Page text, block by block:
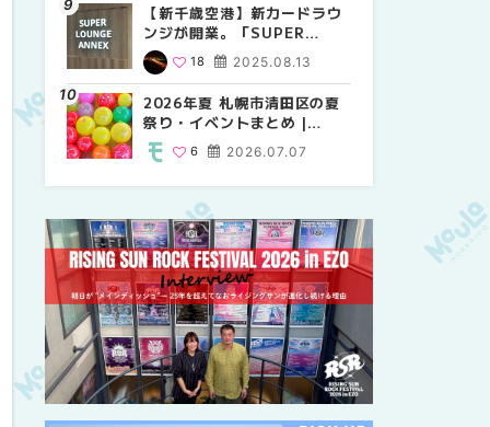
【新千歳空港】新カードラウ
ンジが開業。「SUPER
LOUNGE ANNEX（スーパー
ラウンジアネックス）」をご
紹介！！ | MouLa
HOKKAIDO
2025.08.13
18
2026年夏 札幌市清田区の夏
祭り・イベントまとめ |
MouLa HOKKAIDO
2026.07.07
6
2026年夏 札幌市中央区の夏
祭り・イベントまとめ |
9
2026年夏 恵庭市・千歳市の
夏祭り・イベントまとめ |
9
【新千歳空港】新カードラウ
ンジが開業。「SUPER
ラウンジアネックス）」をご
紹介！！ | MouLa
HOKKAIDO
18
2026年夏 札幌市豊平区の夏
祭り・イベントまとめ |
9